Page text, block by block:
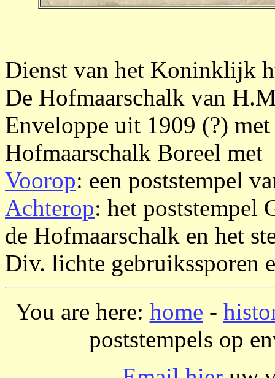
Dienst van het Koninklijk
De Hofmaarschalk van
Enveloppe uit 1909 (?)
Hofmaarschalk Boreel met
Voorop: een poststempel
Achterop: het poststempel
de Hofmaarschalk en het
Div. lichte gebruikssporen
You are here: home -
poststempels op